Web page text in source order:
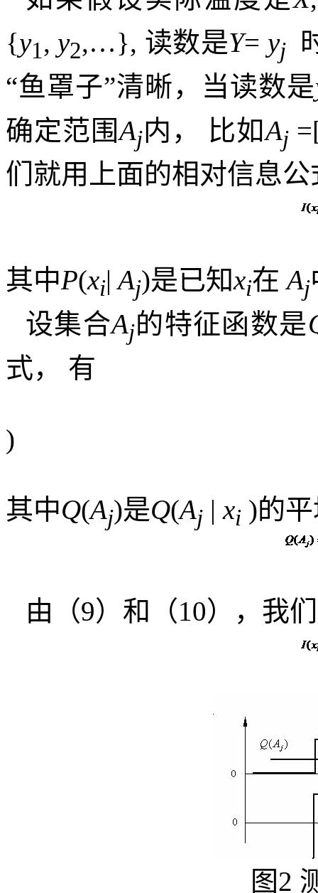
{y1, y2,…}, 读数是Y= yj
“鱼罩子”清晰，当读数是
确定范围Aj内， 比如Aj
们就用上面的相对信息
其中P(xi| Aj)是已知xi在 Aj
设集合Aj的特征函数是
式，
有
)
其中Q(Aj)是Q(Aj | xi )的
由（9）和（10），我
图2